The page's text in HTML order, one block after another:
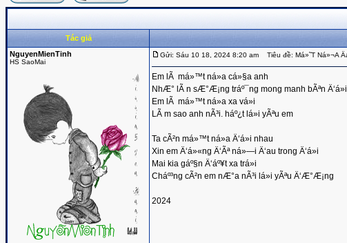
Tác giả
NguyenMienTinh
HS SaoMai
Gửi: Sáu 10 18, 2024 8:20 am Tiêu đề: Má»˜T Ná»¬A
Em lÃ má»™t ná»­a cá»§a anh
NhÆ° lÃ n sÆ°Æ¡ng tráº¯ng mong manh bÃªn Ä‘á»i
Em lÃ má»™t ná»­a xa vá»i
LÃ m sao anh nÃ³i. háº¿t lá»i yÃªu em
Ta cÃ²n má»™t ná»­a Ä‘á»i nhau
Xin em Ä‘á»«ng Ä‘Ãª ná»—i Ä‘au trong Ä‘á»i
Mai kia gáº§n Ä‘áº¥t xa trá»i
Cháº³ng cÃ²n em nÆ°a nÃ³i lá»i yÃªu Ä‘Æ°Æ¡ng
2024